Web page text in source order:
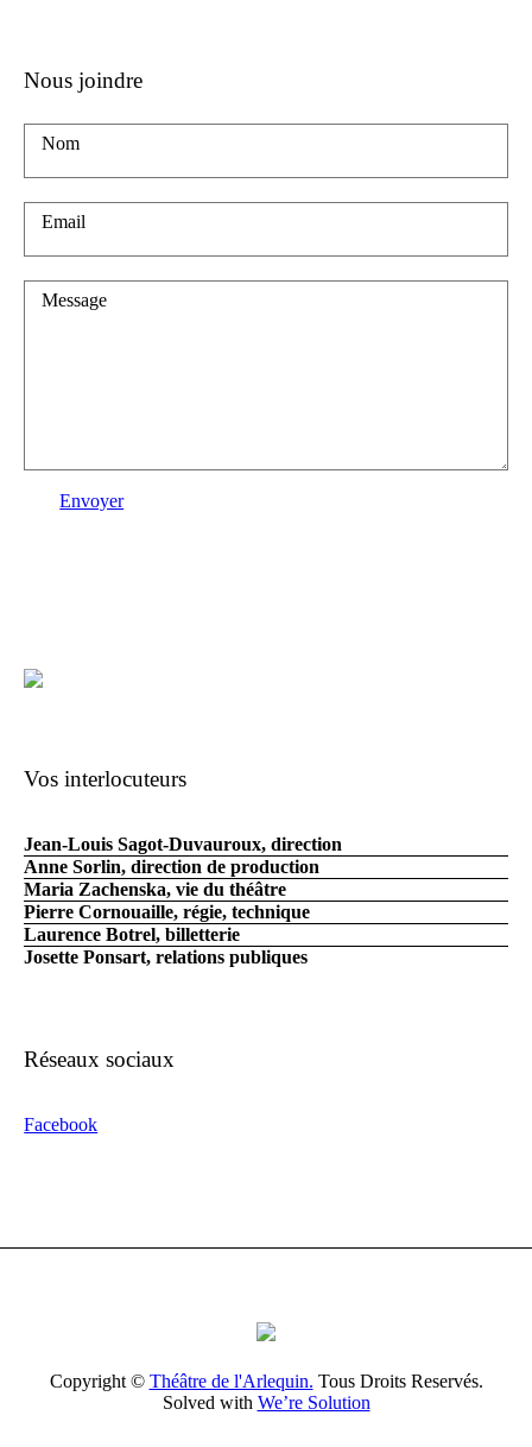
Nous joindre
Nom
Email
Message
Envoyer
Vos interlocuteurs
Jean-Louis Sagot-Duvauroux, direction
Anne Sorlin, direction de production
Maria Zachenska, vie du théâtre
Pierre Cornouaille, régie, technique
Laurence Botrel, billetterie
Josette Ponsart, relations publiques
Réseaux sociaux
Facebook
Copyright © Théâtre de l'Arlequin. Tous Droits Reservés.
Solved with We’re Solution